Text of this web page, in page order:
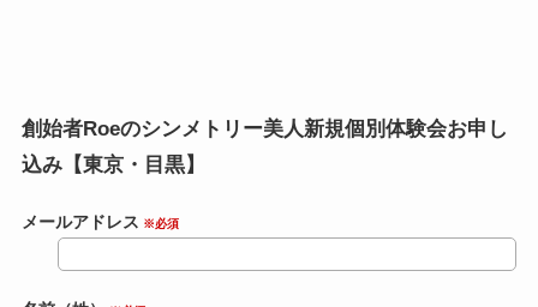
創始者Roeのシンメトリー美人新規個別体験会お申し
込み【東京・目黒】
メールアドレス ※必須